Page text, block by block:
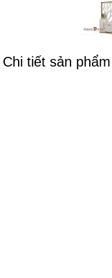
Chi tiết sản phẩm